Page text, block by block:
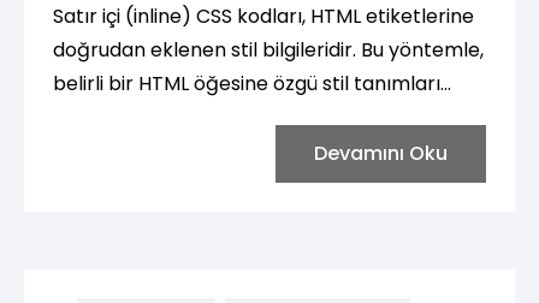
Satır içi (inline) CSS kodları, HTML etiketlerine
doğrudan eklenen stil bilgileridir. Bu yöntemle,
belirli bir HTML öğesine özgü stil tanımları
Devamını Oku